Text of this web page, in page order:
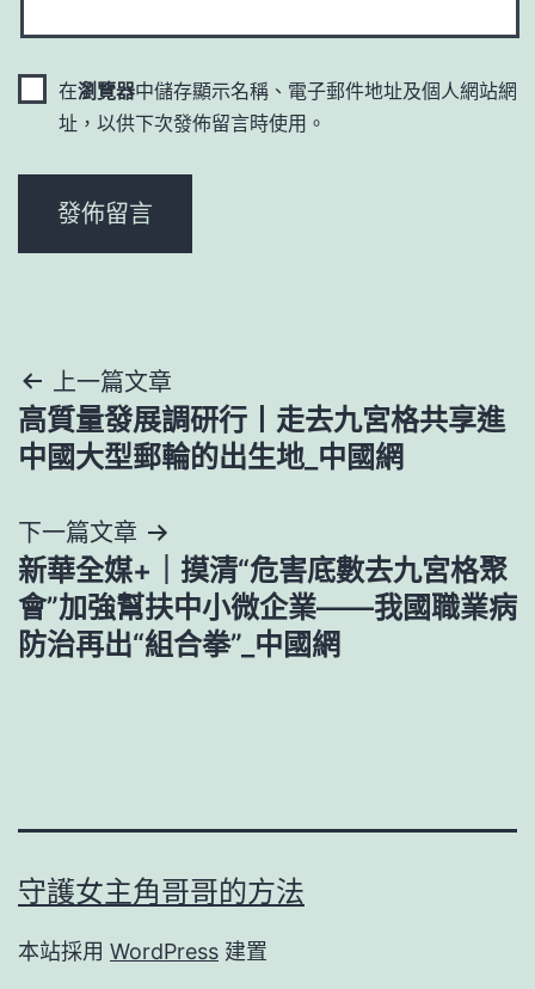
在瀏覽器中儲存顯示名稱、電子郵件地址及個人網站網
址，以供下次發佈留言時使用。
文
章
覽
上一篇文章
高質量發展調研行丨走去九宮格共享進
中國大型郵輪的出生地_中國網
下一篇文章
新華全媒+｜摸清“危害底數去九宮格聚
會”加強幫扶中小微企業——我國職業病
防治再出“組合拳”_中國網
守護女主角哥哥的方法
本站採用 WordPress 建置